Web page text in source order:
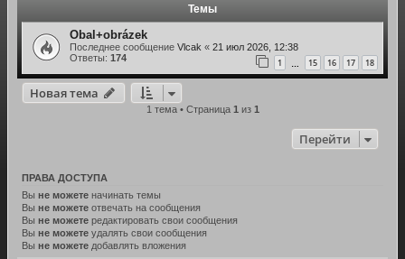
Темы
Obal+obrázek
Последнее сообщение Vlcak « 21 июл 2026, 12:38
Ответы: 174 1 15 16 17 18
Новая тема
Новаятема
1 тема • Страница 1 из 1
Перейти
ПРАВА ДОСТУПА
Вы не можете начинать темы
Вы не можете отвечать на сообщения
Вы не можете редактировать свои сообщения
Вы не можете удалять свои сообщения
Вы не можете добавлять вложения